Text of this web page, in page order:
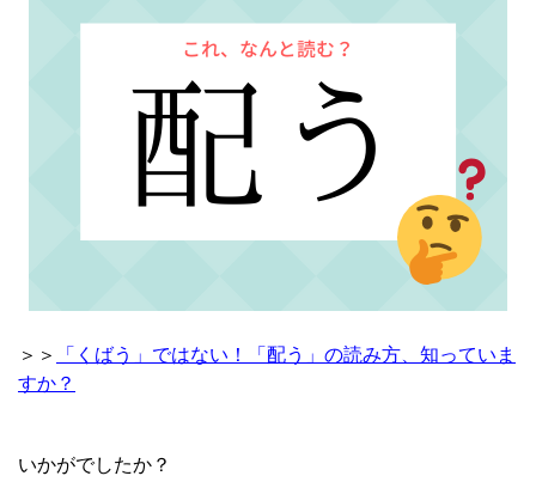
＞＞
「くばう」ではない！「配う」の読み方、知っていま
すか？
いかがでしたか？